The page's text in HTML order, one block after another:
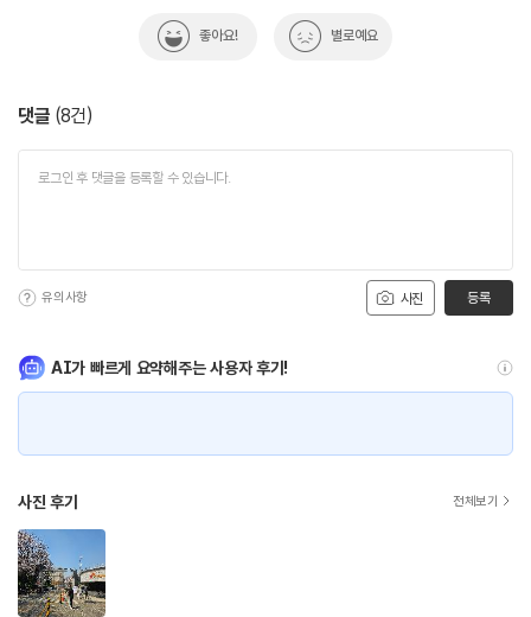
좋아요! 별로예요
댓글 (8건)
사진
유의사항 등록
AI가 빠르게 요약해주는 사용자 후기!
사진 후기 전체보기